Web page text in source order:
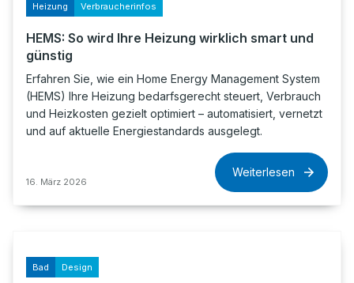
Heizung Verbraucherinfos
HEMS: So wird Ihre Heizung wirklich smart und
günstig
Erfahren Sie, wie ein Home Energy Management System
(HEMS) Ihre Heizung bedarfsgerecht steuert, Verbrauch
und Heizkosten gezielt optimiert – automatisiert, vernetzt
und auf aktuelle Energiestandards ausgelegt.
16. März 2026
Weiterlesen
Bad Design